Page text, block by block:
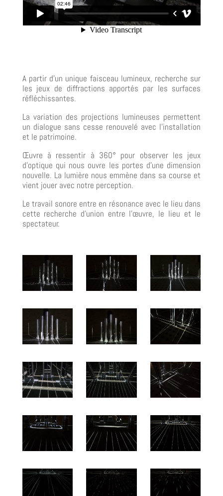
A partir d’un unique faisceau lumineux, recherche sur
les jeux de diffractions apportés par les surfaces
réfléchissantes.
La variation des projections lumineuses permettent
un dialogue sans cesse renouvelé avec l’installation
et le patrimoine.
Œuvre à ressentir à 360° pour observer les jeux
d’optique qui nous ouvre les portes d’une dimension
nouvelle. La lumière nous emmène dans sa course et
vient jouer avec notre perception.
Le travail sonore entre en résonance avec le lieu dans
cette recherche d’union entre l’œuvre, le lieu et le
spectateur.